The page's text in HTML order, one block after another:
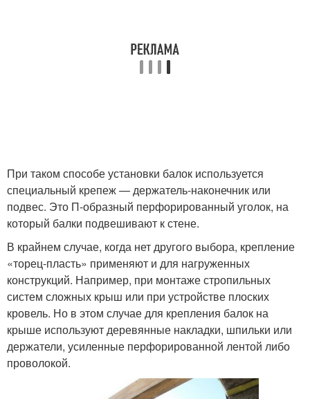
При таком способе установки балок используется
специальный крепеж — держатель-наконечник или
подвес. Это П-образный перфорированный уголок, на
который балки подвешивают к стене.
В крайнем случае, когда нет другого выбора, крепление
«торец-пласть» применяют и для нагруженных
конструкций. Например, при монтаже стропильных
систем сложных крыш или при устройстве плоских
кровель. Но в этом случае для крепления балок на
крыше используют деревянные накладки, шпильки или
держатели, усиленные перфорированной лентой либо
проволокой.